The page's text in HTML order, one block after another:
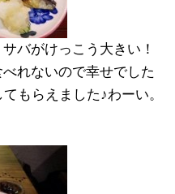
バがけっこう大きい！
れないので幸せでした
もらえました♪わーい。